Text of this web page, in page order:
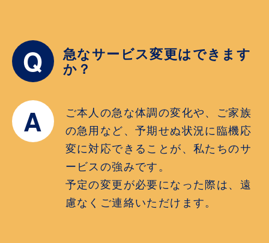
Q 急なサービス変更はできます
か？
A
ご本人の急な体調の変化や、ご家族
の急用など、予期せぬ状況に臨機応
変に対応できることが、私たちのサ
ービスの強みです。
予定の変更が必要になった際は、遠
慮なくご連絡いただけます。